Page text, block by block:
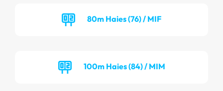
80m Haies (76) / MIF
100m Haies (84) / MIM